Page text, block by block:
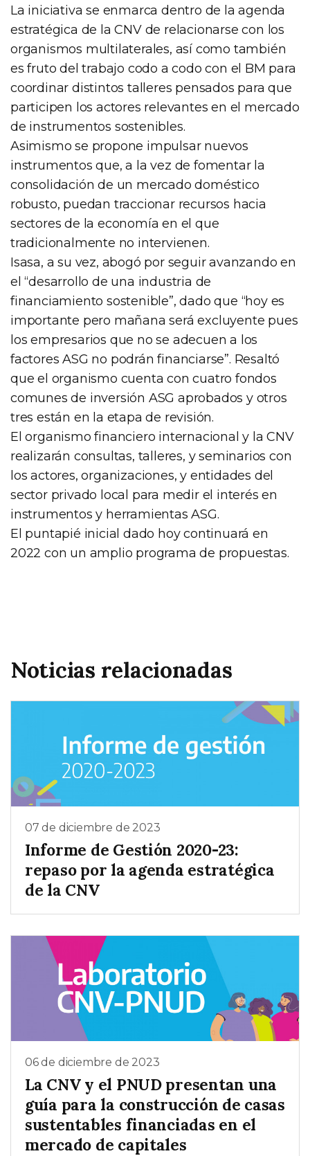
La iniciativa se enmarca dentro de la agenda
estratégica de la CNV de relacionarse con los
organismos multilaterales, así como también
es fruto del trabajo codo a codo con el BM para
coordinar distintos talleres pensados para que
participen los actores relevantes en el mercado
de instrumentos sostenibles.
Asimismo se propone impulsar nuevos
instrumentos que, a la vez de fomentar la
consolidación de un mercado doméstico
robusto, puedan traccionar recursos hacia
sectores de la economía en el que
tradicionalmente no intervienen.
Isasa, a su vez, abogó por seguir avanzando en
el “desarrollo de una industria de
financiamiento sostenible”, dado que “hoy es
importante pero mañana será excluyente pues
los empresarios que no se adecuen a los
factores ASG no podrán financiarse”. Resaltó
que el organismo cuenta con cuatro fondos
comunes de inversión ASG aprobados y otros
tres están en la etapa de revisión.
El organismo financiero internacional y la CNV
realizarán consultas, talleres, y seminarios con
los actores, organizaciones, y entidades del
sector privado local para medir el interés en
instrumentos y herramientas ASG.
El puntapié inicial dado hoy continuará en
2022 con un amplio programa de propuestas.
Noticias relacionadas
07 de diciembre de 2023
Informe de Gestión 2020-23:
repaso por la agenda estratégica
de la CNV
06 de diciembre de 2023
La CNV y el PNUD presentan una
guía para la construcción de casas
sustentables financiadas en el
mercado de capitales